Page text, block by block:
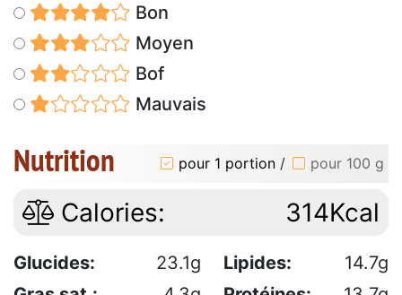
Bon
Moyen
Bof
Mauvais
Nutrition pour 1 portion / pour 100 g
Calories: 314Kcal
Glucides: 23.1g Lipides:
14.7g